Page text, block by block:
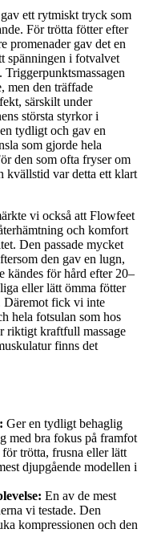
ett rytmiskt tryck som
För trötta fötter efter
promenader gav det en
spänningen i fotvalvet
men den träffade
särskilt under
största styrkor i
tydligt och gav en
som gjorde hela
den som ofta fryser om
kvällstid var detta ett klart
vi också att Flowfeet
och komfort
Den passade mycket
den gav en lugn,
kändes för hård efter 20–
eller lätt ömma fötter
Däremot fick vi inte
hela fotsulan som hos
riktigt kraftfull massage
finns det
Ger en tydligt behaglig
med bra fokus på framfot
trötta, frusna eller lätt
djupgående modellen i
En av de mest
vi testade. Den
kompressionen och den